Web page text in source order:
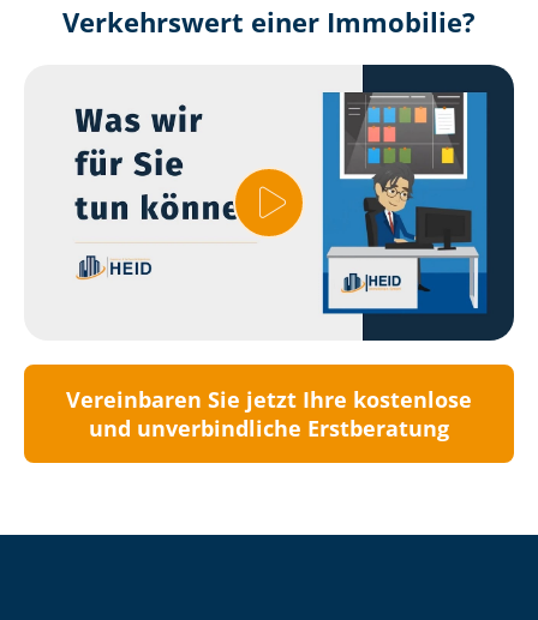
Verkehrswert einer Immobilie?
Vereinbaren Sie jetzt Ihre kostenlose
und unverbindliche Erstberatung